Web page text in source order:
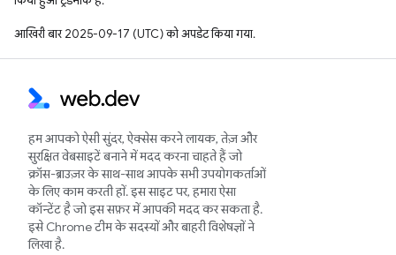
आखिरी बार 2025-09-17 (UTC) को अपडेट किया गया.
हम आपको ऐसी सुंदर, ऐक्सेस करने लायक, तेज़ और
सुरक्षित वेबसाइटें बनाने में मदद करना चाहते हैं जो
क्रॉस-ब्राउज़र के साथ-साथ आपके सभी उपयोगकर्ताओं
के लिए काम करती हों. इस साइट पर, हमारा ऐसा
कॉन्टेंट है जो इस सफ़र में आपकी मदद कर सकता है.
इसे Chrome टीम के सदस्यों और बाहरी विशेषज्ञों ने
लिखा है.